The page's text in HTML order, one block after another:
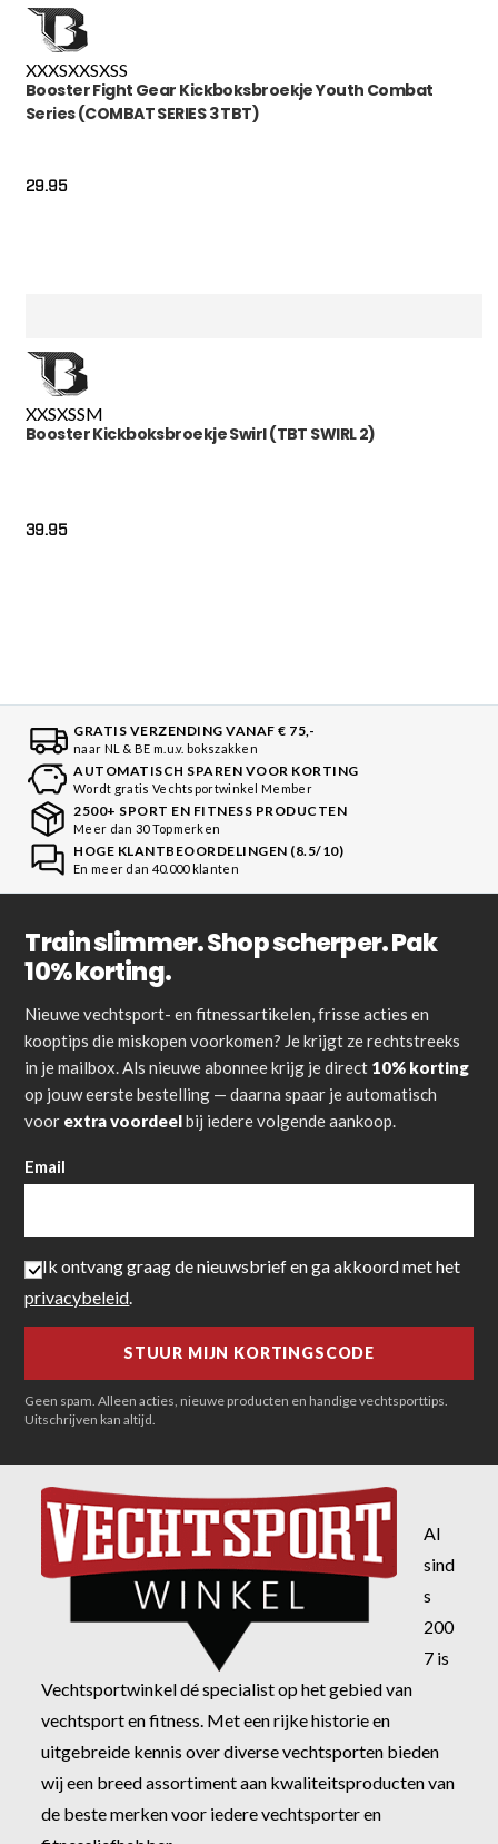
XXXSXXSXSS
Booster Fight Gear Kickboksbroekje Youth Combat
Series (COMBAT SERIES 3 TBT)
29.95
XXSXSSM
Booster Kickboksbroekje Swirl (TBT SWIRL 2)
39.95
GRATIS VERZENDING VANAF € 75,-
naar NL & BE m.u.v. bokszakken
AUTOMATISCH SPAREN VOOR KORTING
Wordt gratis Vechtsportwinkel Member
2500+ SPORT EN FITNESS PRODUCTEN
Meer dan 30 Topmerken
HOGE KLANTBEOORDELINGEN (8.5/10)
En meer dan 40.000 klanten
Train slimmer. Shop scherper. Pak
10% korting.
Nieuwe vechtsport- en fitnessartikelen, frisse acties en
kooptips die miskopen voorkomen? Je krijgt ze rechtstreeks
in je mailbox. Als nieuwe abonnee krijg je direct 10% korting
op jouw eerste bestelling — daarna spaar je automatisch
voor extra voordeelbij iedere volgende aankoop.
Email
Ik ontvang graag de nieuwsbrief en ga akkoord met het
privacybeleid
Geen spam. Alleen acties, nieuwe producten en handige vechtsporttips.
Uitschrijven kan altijd.
Al
sind
s
200
7 is
Vechtsportwinkel dé specialist op het gebied van
vechtsport en fitness. Met een rijke historie en
uitgebreide kennis over diverse vechtsporten bieden
wij een breed assortiment aan kwaliteitsproducten van
de beste merken voor iedere vechtsporter en